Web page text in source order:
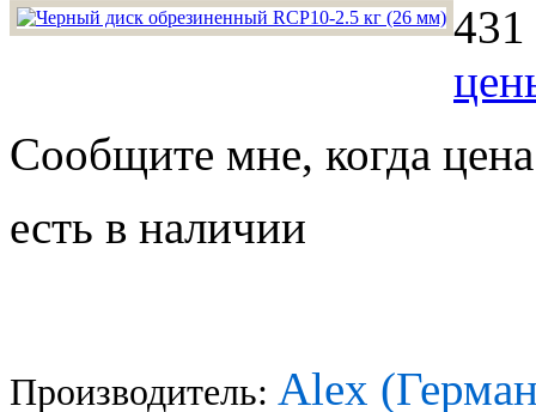
431
Сообщите мне, когда
есть в наличии
Производитель: Alex